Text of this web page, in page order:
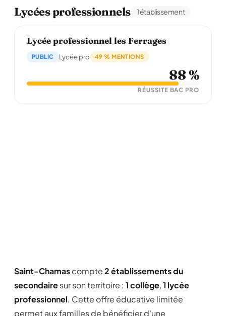
Lycées professionnels 1 établissement
Lycée professionnel les Ferrages
PUBLIC Lycée pro 49 % MENTIONS
88 %
RÉUSSITE BAC PRO
Saint-Chamascompte2 établissements du
secondairesur son territoire : 1 collège,1 lycée
professionnel. Cette offre éducative limitée
permet aux familles de bénéficier d'une